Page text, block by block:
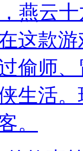
燕云
这款
偷师
生活
。